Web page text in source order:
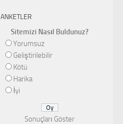
ANKETLER
Sitemizi Nasıl Buldunuz?
Yorumsuz
Geliştirilebilir
Kötü
Harika
İyi
Sonuçları Göster